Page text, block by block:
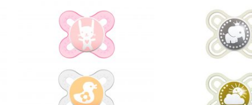
ADICIONAR
DESEJOS